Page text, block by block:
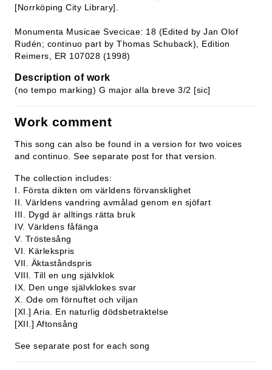
[Norrköping City Library].
Monumenta Musicae Svecicae: 18 (Edited by Jan Olof
Rudén; continuo part by Thomas Schuback), Edition
Reimers, ER 107028 (1998)
Description of work
(no tempo marking) G major alla breve 3/2 [sic]
Work comment
This song can also be found in a version for two voices
and continuo. See separate post for that version.
The collection includes:
I. Första dikten om världens förvansklighet
II. Världens vandring avmålad genom en sjöfart
III. Dygd är alltings rätta bruk
IV. Världens fåfänga
V. Tröstesång
VI. Kärlekspris
VII. Äktaståndspris
VIII. Till en ung självklok
IX. Den unge självklokes svar
X. Ode om förnuftet och viljan
[XI.] Aria. En naturlig dödsbetraktelse
[XII.] Aftonsång
See separate post for each song